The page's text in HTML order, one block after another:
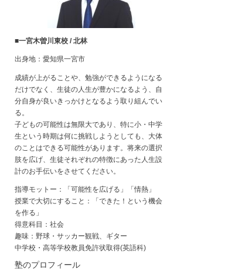
■一宮木曽川東校 / 北林
出身地：愛知県一宮市
成績が上がることや、勉強ができるようになる
だけでなく、生徒の人生が豊かになるよう、自
分自身が良いきっかけとなるよう取り組んでい
る。
子どもの可能性は無限大であり、特に小・中学
生という時期は何に挑戦しようとしても、大体
のことはできる可能性があります。将来の選択
肢を広げ、生徒それぞれの特徴にあった人生設
計のお手伝いをさせてください。
指導モットー：「可能性を広げる」「情熱」
授業で大切にすること：「できた！という機会
を作る」
得意科目：社会
趣味：野球・サッカー観戦、ギター
中学校・高等学校教員免許状取得(英語科)
塾のプロフィール